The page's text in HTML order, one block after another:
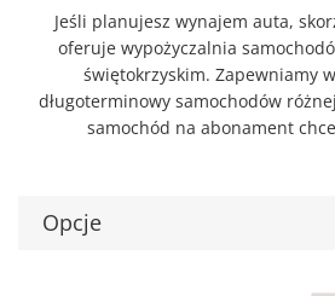
Jeśli planujesz wynajem auta,
oferuje wypożyczalnia
świętokrzyskim. Zapewniamy
długoterminowy samochodów
samochód na abonament
Opcje